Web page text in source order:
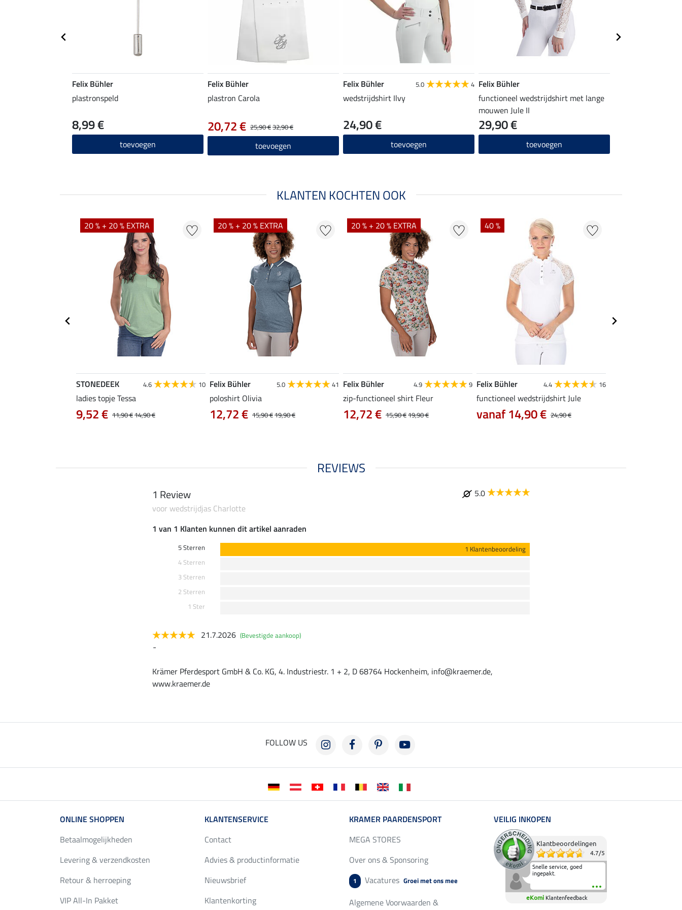
Felix Bühler
plastronspeld
8,99 €
toevoegen
Felix Bühler
plastron Carola
25,90 €32,90 €
20,72 €
toevoegen
Felix Bühler 5.0 4
wedstrijdshirt Ilvy
24,90 €
toevoegen
Felix Bühler
functioneel wedstrijdshirt met lange
mouwen Jule II
29,90 €
toevoegen
KLANTEN KOCHTEN OOK
20 % + 20 % EXTRA
STONEDEEK 4.6 10
ladies topje Tessa
11,90 €14,90 €
9,52 €
20 % + 20 % EXTRA
Felix Bühler 5.0 41
poloshirt Olivia
15,90 €19,90 €
12,72 €
20 % + 20 % EXTRA
Felix Bühler 4.9 9
zip-functioneel shirt Fleur
15,90 €19,90 €
12,72 €
40 %
Felix Bühler 4.4 16
functioneel wedstrijdshirt Jule
24,90 €
vanaf 14,90 €
REVIEWS
1 Review
5.0
voor wedstrijdjas Charlotte
1 van 1 Klanten kunnen dit artikel aanraden
5 Sterren
1 Klantenbeoordeling
4 Sterren
3 Sterren
2 Sterren
1 Ster
21.7.2026 (Bevestigde aankoop)
-
Krämer Pferdesport GmbH & Co. KG, 4. Industriestr. 1 + 2, D 68764 Hockenheim, info@kraemer.de,
www.kraemer.de
FOLLOW US
ONLINE SHOPPEN
Betaalmogelijkheden
Levering & verzendkosten
Retour & herroeping
VIP All-In Pakket
KLANTENSERVICE
Contact
Advies & productinformatie
Nieuwsbrief
Klantenkorting
KRAMER PAARDENSPORT
MEGA STORES
Over ons & Sponsoring
1 Vacatures Groei met ons mee
Algemene Voorwaarden &
VEILIG INKOPEN
Klantbeoordelingen
4.7/5
Snelle service, goed
ingepakt.
eKomi Klantenfeedback